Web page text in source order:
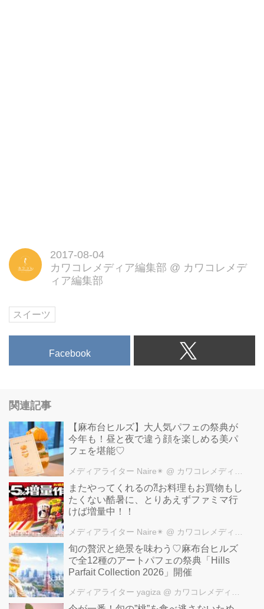
2017-08-04
カワコレメディア編集部 @ カワコレメデ
ィア編集部
スイーツ
Facebook
関連記事
【麻布台ヒルズ】大人気パフェの祭典が
今年も！昼と夜で違う顔を楽しめる美パ
フェを堪能♡
メディアライター Naire✴︎ @ カワコレメディア編集部
またやってくれるの⁈お料理もお買物もし
たくない酷暑に、とりあえずファミマ行
けば増量中！！
メディアライター Naire✴︎ @ カワコレメディア編集部
旬の贅沢と絶景を味わう♡麻布台ヒルズ
で全12種のアートパフェの祭典「Hills
Parfait Collection 2026」開催
メディアライター yagiza @ カワコレメディア編集部